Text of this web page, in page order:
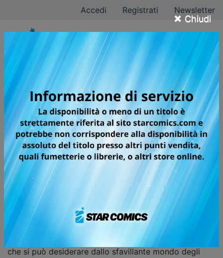
× Chiudi
Accedi Registrati Newsletter
TRILLION GAME
Per potersi permettere ogni cosa, avere il mondo ai
propri piedi e non essere più secondi a nessuno, c’è
solo un modo: diventare ricchi sfondati. E la cifra da
guadagnare è... mille miliardi di dollari! Haru è un
giovane affascinante e sicuro di sé, affabile ma anche
rissoso e imprevedibile. Si considera l’uomo più
egoista al mondo, ed è pronto a tutto per realizzare il
suo sogno di guadagnare un bilione di dollari. Colpito
dalle abilità informatiche del timido coetaneo Gaku, lo
trascinerà a forza nel suo progetto. Riuscirà questa
bizzarra coppia a mettere in piedi un’azienda da zero,
guadagnare mille miliardi di dollari e ottenere tutto ciò
che si può desiderare dallo sfavillante mondo degli